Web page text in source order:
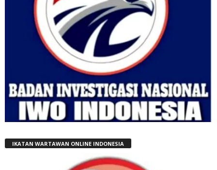
IKATAN WARTAWAN ONLINE INDONESIA